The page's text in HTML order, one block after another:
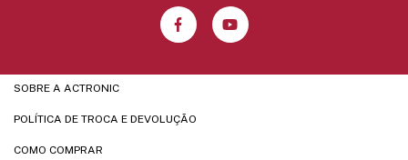
SOBRE A ACTRONIC
POLÍTICA DE TROCA E DEVOLUÇÃO
COMO COMPRAR